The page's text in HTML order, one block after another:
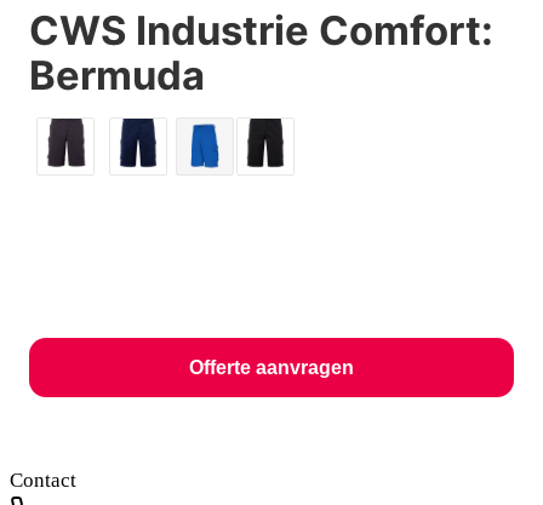
CWS Industrie Comfort:
Bermuda
Offerte aanvragen
Contact